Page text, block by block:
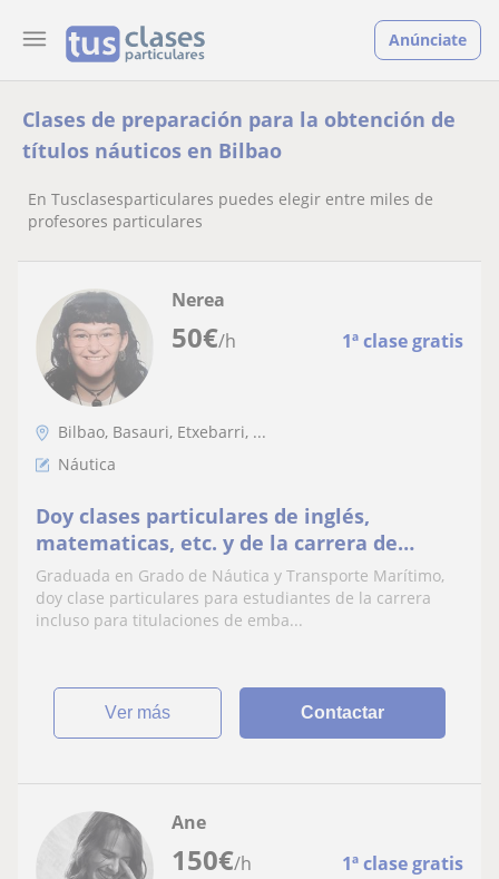
Anúnciate
Clases de preparación para la obtención de
títulos náuticos en Bilbao
En Tusclasesparticulares puedes elegir entre miles de
profesores particulares
50€/h 1ª clase gratis
Nerea
Bilbao, Basauri, Etxebarri, ...
Náutica
Doy clases particulares de inglés,
matematicas, etc. y de la carrera de
Náutica y Transporte Marítimo
Graduada en Grado de Náutica y Transporte Marítimo,
doy clase particulares para estudiantes de la carrera
incluso para titulaciones de emba...
ver más Contactar
150€/h 1ª clase gratis
Ane